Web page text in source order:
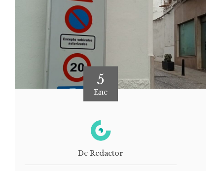
5
Ene
De Redactor